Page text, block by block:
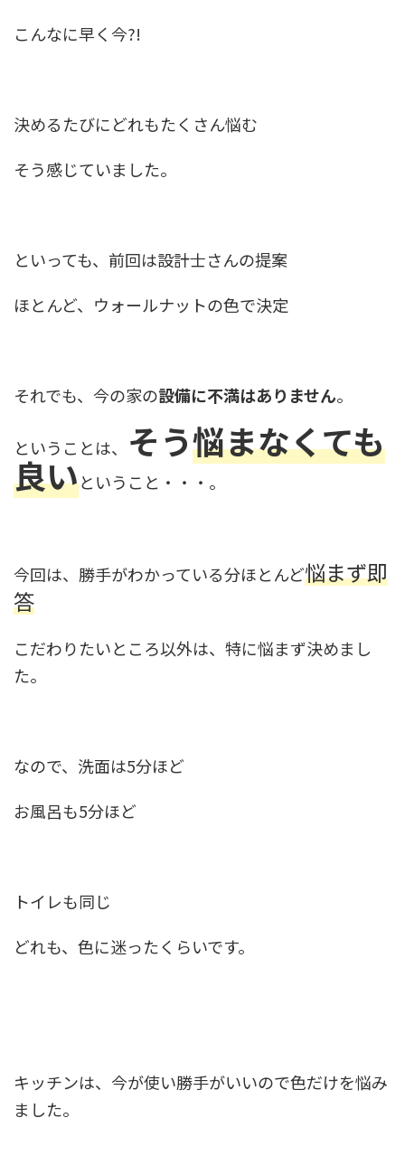
こんなに早く今?!
決めるたびにどれもたくさん悩む
そう感じていました。
といっても、前回は設計士さんの提案
ほとんど、ウォールナットの色で決定
それでも、今の家の設備に不満はありません。
ということは、 そう悩まなくても
良いということ・・・。
今回は、勝手がわかっている分ほとんど悩まず即
答
こだわりたいところ以外は、特に悩まず決めまし
た。
なので、洗面は5分ほど
お風呂も5分ほど
トイレも同じ
どれも、色に迷ったくらいです。
キッチンは、今が使い勝手がいいので色だけを悩み
ました。